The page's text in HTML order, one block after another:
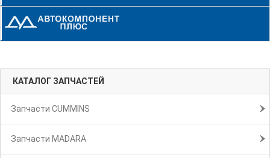
КАТАЛОГ ЗАПЧАСТЕЙ
Запчасти CUMMINS
Запчасти MADARA